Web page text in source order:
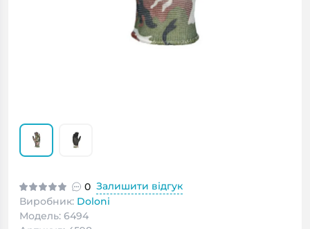
0 Залишити відгук
Виробник: Doloni
Модель: 6494